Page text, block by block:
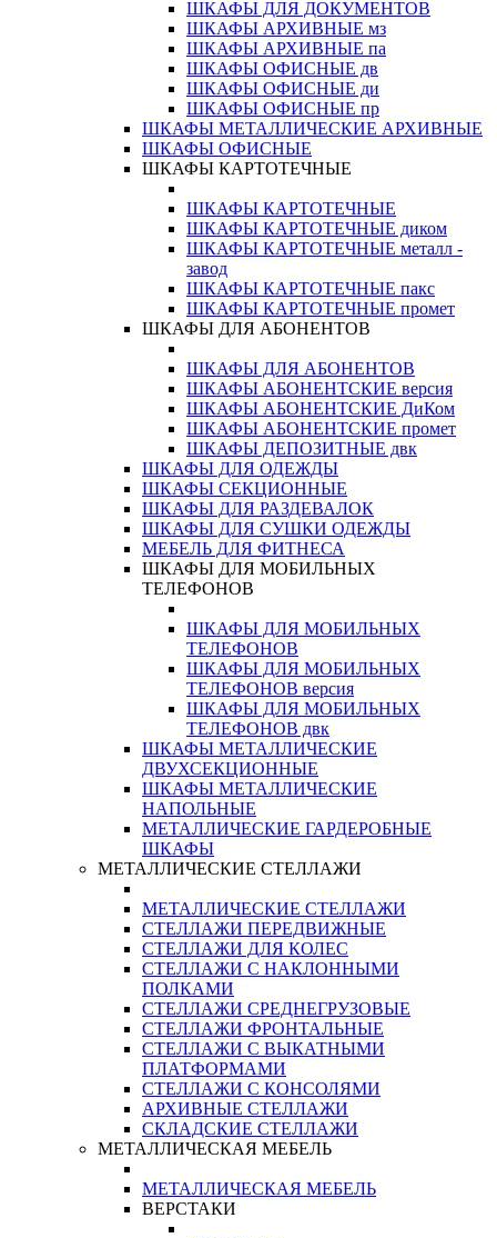
ШКАФЫ ДЛЯ ДОКУМЕНТОВ
ШКАФЫ АРХИВНЫЕ мз
ШКАФЫ АРХИВНЫЕ па
ШКАФЫ ОФИСНЫЕ дв
ШКАФЫ ОФИСНЫЕ ди
ШКАФЫ ОФИСНЫЕ пр
ШКАФЫ МЕТАЛЛИЧЕСКИЕ АРХИВНЫЕ
ШКАФЫ ОФИСНЫЕ
ШКАФЫ КАРТОТЕЧНЫЕ
ШКАФЫ КАРТОТЕЧНЫЕ
ШКАФЫ КАРТОТЕЧНЫЕ диком
ШКАФЫ КАРТОТЕЧНЫЕ металл -
завод
ШКАФЫ КАРТОТЕЧНЫЕ пакс
ШКАФЫ КАРТОТЕЧНЫЕ промет
ШКАФЫ ДЛЯ АБОНЕНТОВ
ШКАФЫ ДЛЯ АБОНЕНТОВ
ШКАФЫ АБОНЕНТСКИЕ версия
ШКАФЫ АБОНЕНТСКИЕ ДиКом
ШКАФЫ АБОНЕНТСКИЕ промет
ШКАФЫ ДЕПОЗИТНЫЕ двк
ШКАФЫ ДЛЯ ОДЕЖДЫ
ШКАФЫ СЕКЦИОННЫЕ
ШКАФЫ ДЛЯ РАЗДЕВАЛОК
ШКАФЫ ДЛЯ СУШКИ ОДЕЖДЫ
МЕБЕЛЬ ДЛЯ ФИТНЕСА
ШКАФЫ ДЛЯ МОБИЛЬНЫХ
ТЕЛЕФОНОВ
ШКАФЫ ДЛЯ МОБИЛЬНЫХ
ТЕЛЕФОНОВ
ШКАФЫ ДЛЯ МОБИЛЬНЫХ
ТЕЛЕФОНОВ версия
ШКАФЫ ДЛЯ МОБИЛЬНЫХ
ТЕЛЕФОНОВ двк
ШКАФЫ МЕТАЛЛИЧЕСКИЕ
ДВУХСЕКЦИОННЫЕ
ШКАФЫ МЕТАЛЛИЧЕСКИЕ
НАПОЛЬНЫЕ
МЕТАЛЛИЧЕСКИЕ ГАРДЕРОБНЫЕ
ШКАФЫ
МЕТАЛЛИЧЕСКИЕ СТЕЛЛАЖИ
МЕТАЛЛИЧЕСКИЕ СТЕЛЛАЖИ
СТЕЛЛАЖИ ПЕРЕДВИЖНЫЕ
СТЕЛЛАЖИ ДЛЯ КОЛЕС
СТЕЛЛАЖИ С НАКЛОННЫМИ
ПОЛКАМИ
СТЕЛЛАЖИ СРЕДНЕГРУЗОВЫЕ
СТЕЛЛАЖИ ФРОНТАЛЬНЫЕ
СТЕЛЛАЖИ С ВЫКАТНЫМИ
ПЛАТФОРМАМИ
СТЕЛЛАЖИ С КОНСОЛЯМИ
АРХИВНЫЕ СТЕЛЛАЖИ
СКЛАДСКИЕ СТЕЛЛАЖИ
МЕТАЛЛИЧЕСКАЯ МЕБЕЛЬ
МЕТАЛЛИЧЕСКАЯ МЕБЕЛЬ
ВЕРСТАКИ